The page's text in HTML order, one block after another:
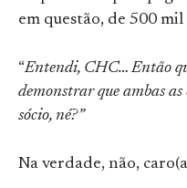
em questão, de 500 mil
“Entendi, CHC… Então
demonstrar que ambas as
sócio, né?”
Na verdade, não,